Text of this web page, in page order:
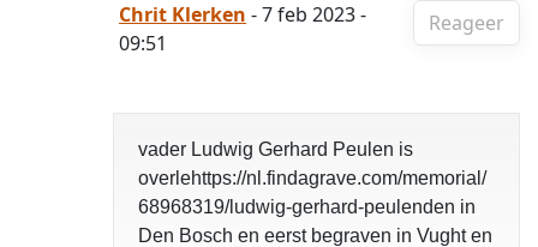
Reageer
Chrit Klerken - 7 feb 2023 -
09:51
vader Ludwig Gerhard Peulen is
overlehttps://nl.findagrave.com/memorial/
68968319/ludwig-gerhard-peulenden in
Den Bosch en eerst begraven in Vught en